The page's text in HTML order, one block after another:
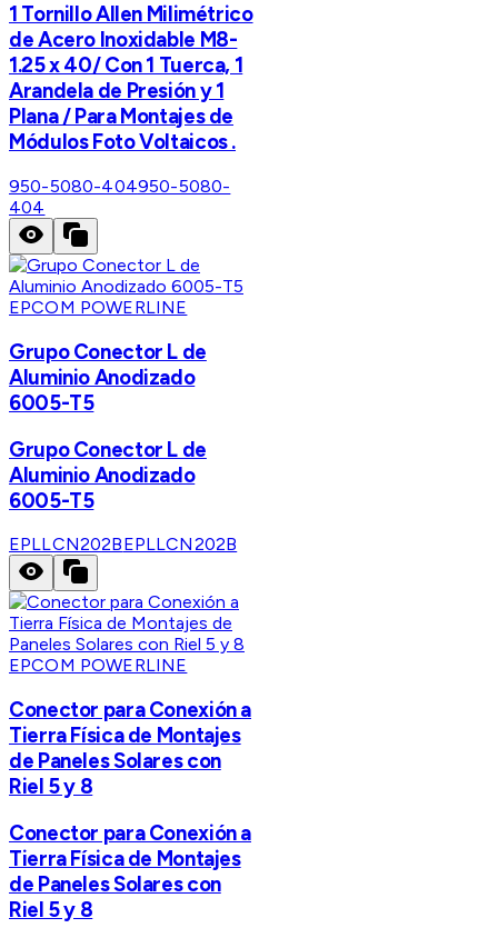
1 Tornillo Allen Milimétrico
de Acero Inoxidable M8-
1.25 x 40/ Con 1 Tuerca, 1
Arandela de Presión y 1
Plana / Para Montajes de
Módulos Foto Voltaicos .
950-5080-404950-5080-
404
EPCOM POWERLINE
Grupo Conector L de
Aluminio Anodizado
6005-T5
Grupo Conector L de
Aluminio Anodizado
6005-T5
EPLLCN202BEPLLCN202B
EPCOM POWERLINE
Conector para Conexión a
Tierra Física de Montajes
de Paneles Solares con
Riel 5 y 8
Conector para Conexión a
Tierra Física de Montajes
de Paneles Solares con
Riel 5 y 8